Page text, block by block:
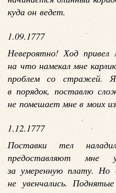
куда он ведет.
1.09.1777
Невероятно! Ход
на что намекал мне
проблем со стражей. Я
в порядок, поставлю
не помешает мне в моих
1.12.1777
Поставки тел
предоставляют мне
за умеренную плату. Но
не увенчались.